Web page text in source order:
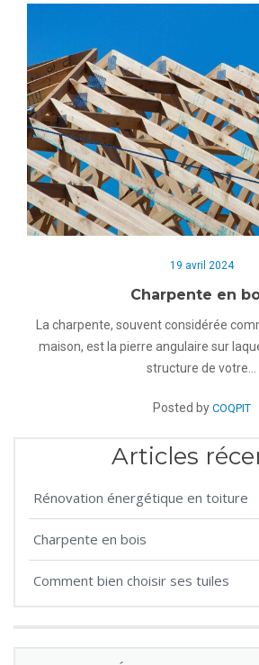
19 avril 2024
Charpente en
La charpente, souvent considérée
maison, est la pierre angulaire sur
structure de votre…
Posted by COQPIT
Articles
Rénovation énergétique en toiture
Charpente en bois
Comment bien choisir ses tuiles